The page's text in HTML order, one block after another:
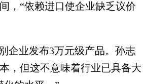
“依赖进口使企业缺乏议价
业发布3万元级产品。孙志
，但这不意味着行业已具备大